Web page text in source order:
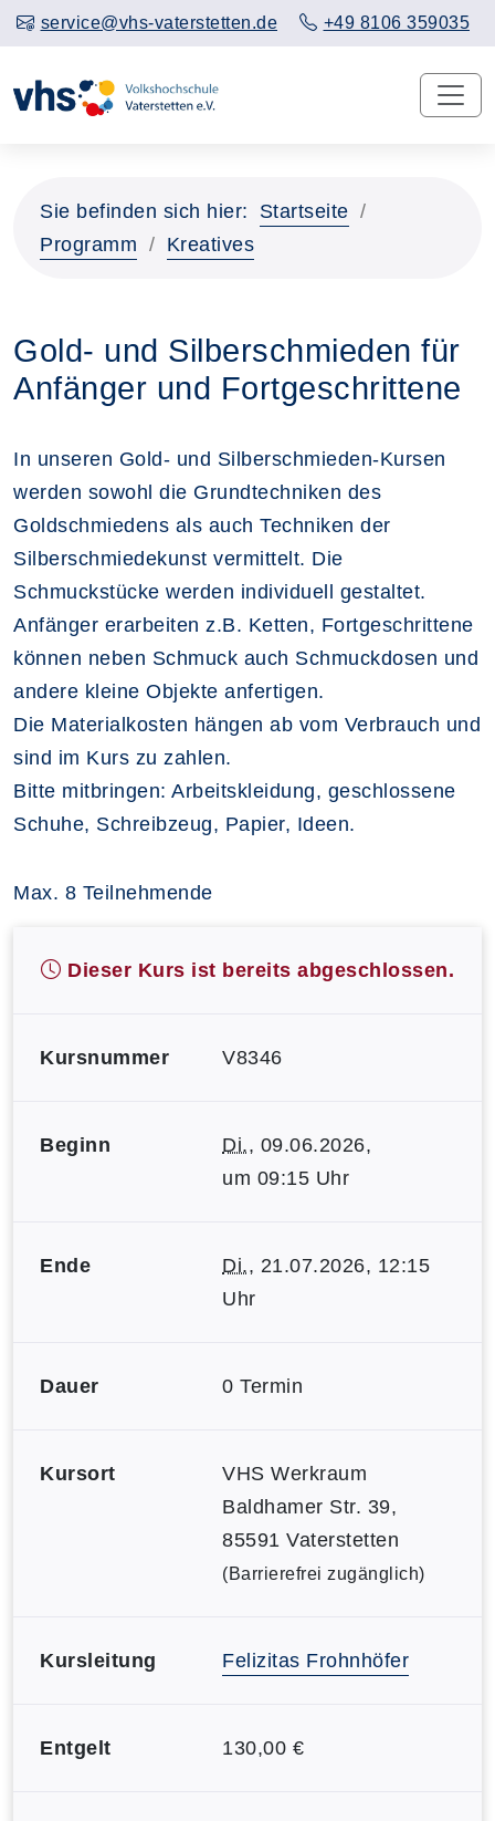
service@vhs-vaterstetten.de +49 8106 359035
Sie befinden sich hier:
Startseite
Programm
Kreatives
Gold- und Silberschmieden für
Anfänger und Fortgeschrittene
In unseren Gold- und Silberschmieden-Kursen
werden sowohl die Grundtechniken des
Goldschmiedens als auch Techniken der
Silberschmiedekunst vermittelt. Die
Schmuckstücke werden individuell gestaltet.
Anfänger erarbeiten z.B. Ketten, Fortgeschrittene
können neben Schmuck auch Schmuckdosen und
andere kleine Objekte anfertigen.
Die Materialkosten hängen ab vom Verbrauch und
sind im Kurs zu zahlen.
Bitte mitbringen: Arbeitskleidung, geschlossene
Schuhe, Schreibzeug, Papier, Ideen.
Max. 8 Teilnehmende
Dieser Kurs ist bereits abgeschlossen.
Kursnummer V8346
Beginn Di., 09.06.2026,
um 09:15 Uhr
Ende Di., 21.07.2026, 12:15
Uhr
Dauer 0 Termin
Kursort
VHS Werkraum
Baldhamer Str. 39,
85591 Vaterstetten
(Barrierefrei zugänglich)
Kursleitung Felizitas Frohnhöfer
Entgelt 130,00 €